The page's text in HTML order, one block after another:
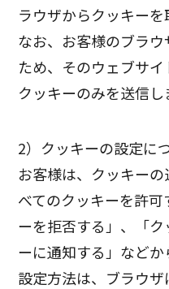
ラウザからクッキーを
なお、お客様のブラ
ため、そのウェブサ
クッキーのみを送信し
2）クッキーの設定に
お客様は、クッキー
べてのクッキーを許
ーを拒否する」、「
ーに通知する」などか
設定方法は、ブラウザ